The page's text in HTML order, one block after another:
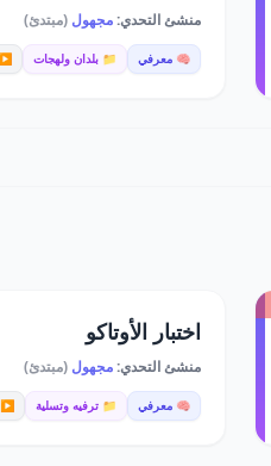
منشئ التحدي:مجهول(مبتدئ)
🧠 معرفي 📁 بلدان ولهجات ▶️
اختبار الأوتاكو
منشئ التحدي:مجهول(مبتدئ)
🧠 معرفي 📁 ترفيه وتسلية ▶️